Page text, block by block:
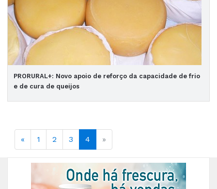
PRORURAL+: Novo apoio de reforço da capacidade de frio
e de cura de queijos
« 1 2 3 4 »